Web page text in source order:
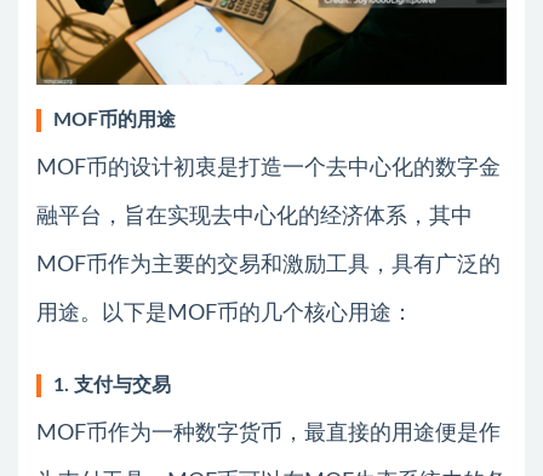
MOF币的用途
MOF币的设计初衷是打造一个去中心化的数字金
融平台，旨在实现去中心化的经济体系，其中
MOF币作为主要的交易和激励工具，具有广泛的
用途。以下是MOF币的几个核心用途：
1. 支付与交易
MOF币作为一种数字货币，最直接的用途便是作